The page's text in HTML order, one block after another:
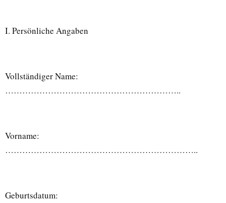
I. Persönliche Angaben
Vollständiger Name:
……………………………………………………..
Vorname:
…………………………………………………………..
Geburtsdatum: